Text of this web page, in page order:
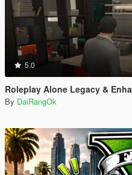
5.0
Roleplay Alone Legacy &
By DaiRangOk